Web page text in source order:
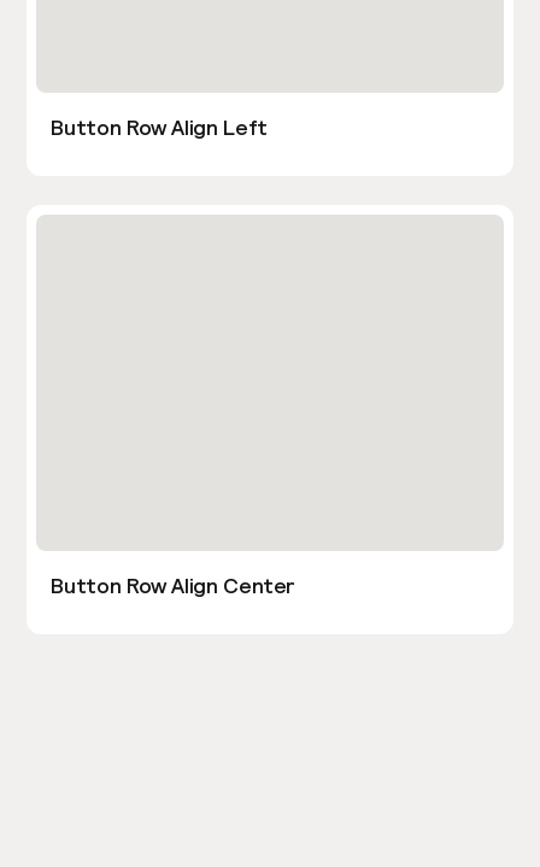
Button Row Align Left
Button Row Align Center